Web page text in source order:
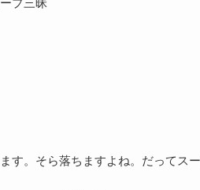
プ三昧
す。そら落ちますよね。だってス